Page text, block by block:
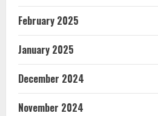
February 2025
January 2025
December 2024
November 2024